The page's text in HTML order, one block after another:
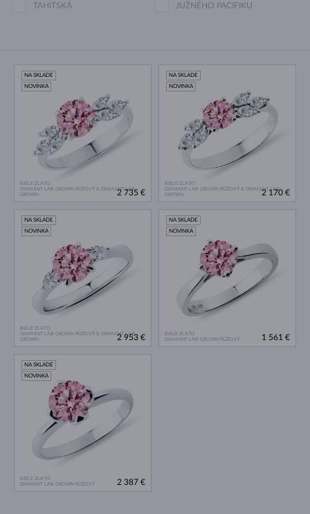
TAHITSKÁ JUŽNÉHO PACIFIKU
BIELE ZLATO
DIAMANT LAB GROWN RŮŽOVÝ & DIAMANT LAB
GROWN
NA SKLADE
NOVINKA
2 735 €
BIELE ZLATO
DIAMANT LAB GROWN RŮŽOVÝ & DIAMANT LAB
GROWN
NA SKLADE
NOVINKA
2 170 €
BIELE ZLATO
DIAMANT LAB GROWN RŮŽOVÝ & DIAMANT LAB
GROWN
NA SKLADE
NOVINKA
2 953 €
BIELE ZLATO
DIAMANT LAB GROWN RŮŽOVÝ
NA SKLADE
NOVINKA
1 561 €
BIELE ZLATO
DIAMANT LAB GROWN RŮŽOVÝ
NA SKLADE
NOVINKA
2 387 €